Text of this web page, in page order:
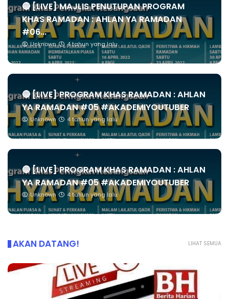
🔴 [LIVE] MAJLIS PENUTUPAN PROGRAM
KHAS RAMADAN : AHLAN YA RAMADAN
#06...
Unknown 4 tahun yang lalu
🔴 [LIVE] PROGRAM KHAS RAMADAN : AHLAN
YA RAMADAN #05 #AKADEMIYOUTUBER
Unknown 4 tahun yang lalu
🔴 [LIVE] PROGRAM KHAS RAMADAN : AHLAN
YA RAMADAN #05 #AKADEMIYOUTUBER
Unknown 4 tahun yang lalu
LIHAT SEMUA
AKAN DATANG!